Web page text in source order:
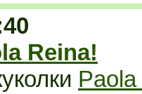
Reina!